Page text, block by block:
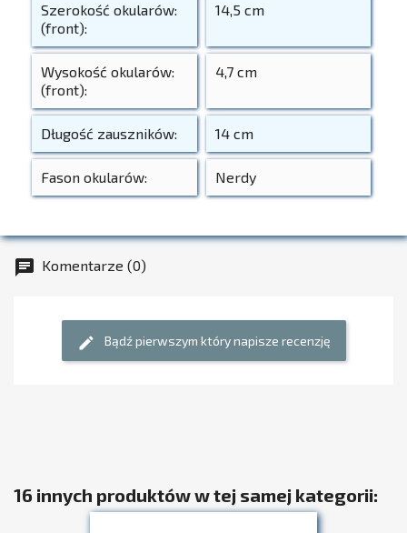
Szerokość okularów:
(front):
14,5 cm
Wysokość okularów:
(front):
4,7 cm
Długość zauszników: 14 cm
Fason okularów: Nerdy
chat Komentarze (0)
edit Bądź pierwszym który napisze recenzję
16 innych produktów w tej samej kategorii: